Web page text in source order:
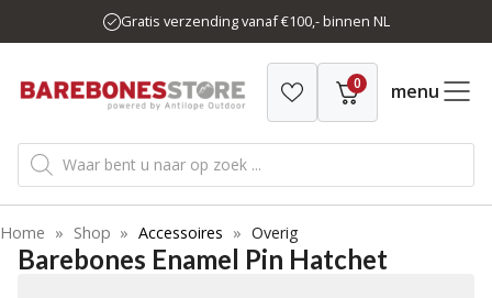
naar
inhoud
Gratis verzending vanaf €100,- binnen NL
0 menu
Producten
zoeken
Home » Shop » Accessoires » Overig
Barebones Enamel Pin Hatchet